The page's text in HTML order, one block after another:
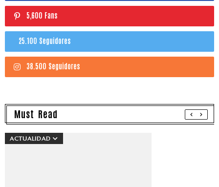
5,600 Fans
25.100 Seguidores
38.500 Seguidores
Must Read
ACTUALIDAD